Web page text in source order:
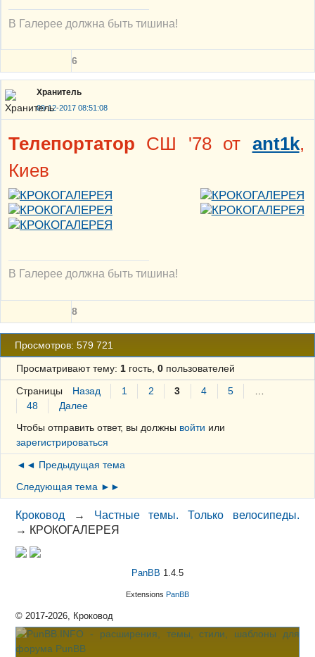
В Галерее должна быть тишина!
6
Хранитель
09-12-2017 08:51:08
Телепортатор СШ '78 от ant1k,
Киев
В Галерее должна быть тишина!
8
Просмотров: 579 721
Просматривают тему: 1гость, 0пользователей
Страницы Назад 1 2 3 4 5
48
Далее
Чтобы отправить ответ, вы должны войти или
зарегистрироваться
◄◄ Предыдущая тема
Следующая тема ►►
Кроковод → Частные темы. Только велосипеды.
→ КРОКОГАЛЕРЕЯ
PanBB 1.4.5
Extensions PanBB
© 2017-2026, Кроковод